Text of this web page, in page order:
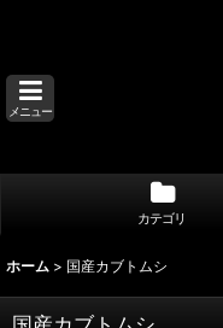
メニュー
カテゴリ
ホーム > 国産カブトムシ